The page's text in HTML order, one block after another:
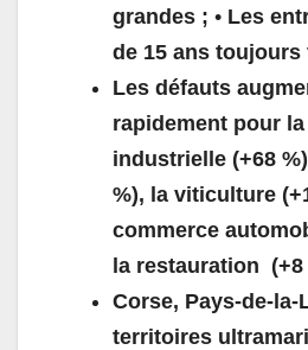
grandes ; • Les
de 15 ans toujours
Les défauts
rapidement pour
industrielle (+68
%), la viticulture
commerce
la restauration (+8
Corse, Pays-de-la-
territoires